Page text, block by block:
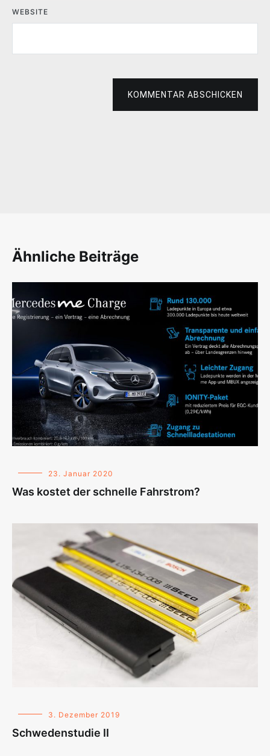
WEBSITE
KOMMENTAR ABSCHICKEN
Ähnliche Beiträge
23. Januar 2020
Was kostet der schnelle Fahrstrom?
3. Dezember 2019
Schwedenstudie II